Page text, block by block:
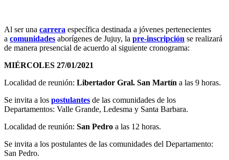
Al ser una carrera específica destinada a jóvenes pertenecientes
a comunidades aborígenes de Jujuy, la pre-inscripción se realizará
de manera presencial de acuerdo al siguiente cronograma:
MIÉRCOLES 27/01/2021
Localidad de reunión: Libertador Gral. San Martín a las 9 horas.
Se invita a los postulantes de las comunidades de los
Departamentos: Valle Grande, Ledesma y Santa Barbara.
Localidad de reunión: San Pedro a las 12 horas.
Se invita a los postulantes de las comunidades del Departamento:
San Pedro.